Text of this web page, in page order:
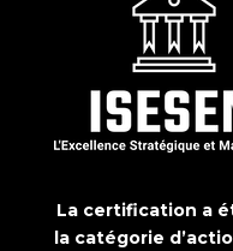
La certification a
la catégorie